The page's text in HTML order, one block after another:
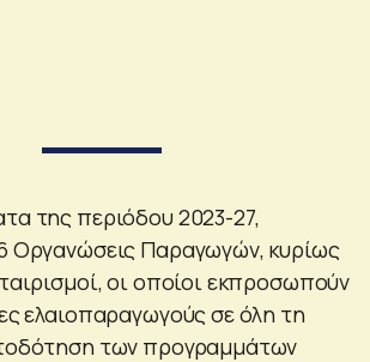
της περιόδου 2023-27,
Οργανώσεις Παραγωγών, κυρίως
οι οποίοι εκπροσωπούν
ελαιοπαραγωγούς σε όλη τη
των προγραμμάτων